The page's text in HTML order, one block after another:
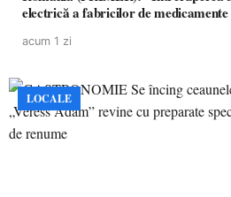
electrică a fabricilor de medicamente
acum 1 zi
LOCALE